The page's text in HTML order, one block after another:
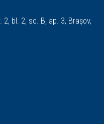
bl. 2, sc. B, ap. 3, Brașov,